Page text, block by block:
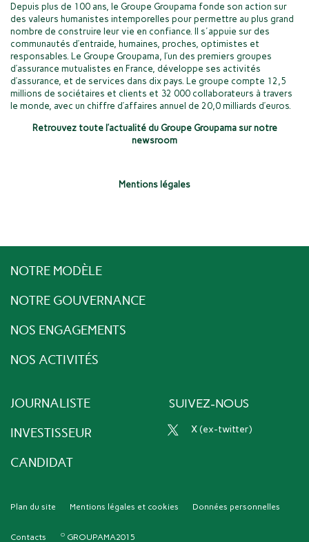
Depuis plus de 100 ans, le Groupe Groupama fonde son action sur
des valeurs humanistes intemporelles pour permettre au plus grand
nombre de construire leur vie en confiance. Il s'appuie sur des
communautés d’entraide, humaines, proches, optimistes et
responsables. Le Groupe Groupama, l’un des premiers groupes
d’assurance mutualistes en France, développe ses activités
d’assurance, et de services dans dix pays. Le groupe compte 12,5
millions de sociétaires et clients et 32 000 collaborateurs à travers
le monde, avec un chiffre d’affaires annuel de 20,0 milliards d’euros.
Retrouvez toute l’actualité du Groupe Groupama sur notre
newsroom
Mentions légales
NOTRE MODÈLE
NOTRE GOUVERNANCE
NOS ENGAGEMENTS
NOS ACTIVITÉS
JOURNALISTE
INVESTISSEUR
CANDIDAT
SUIVEZ-NOUS
x (ex-twitter)
Plan du site Mentions légales et cookies Données personnelles
Contacts GROUPAMA2015